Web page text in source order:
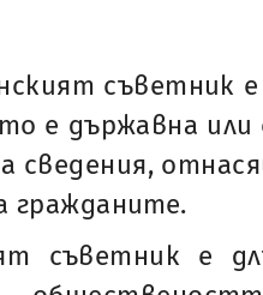
съветник
е държавна
сведения,
гражданите.
съветник е